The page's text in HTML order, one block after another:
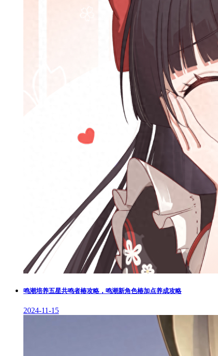
鸣潮培养五星共鸣者椿攻略，鸣潮新角色椿加点养成攻略
2024-11-15